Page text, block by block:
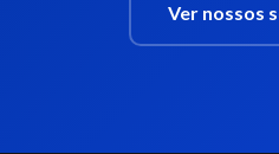
Ver nossos